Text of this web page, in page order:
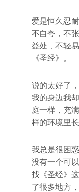
爱是恒久忍
不自夸，不
益处，不轻
《圣经》。
说的太好了
我的身边我
庭一样，充
样的环境里
我总是很困
没有一个可
找《圣经》
了很多地方